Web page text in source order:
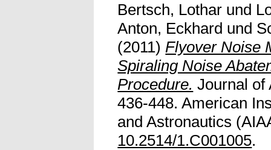
Bertsch, Lothar und
Anton, Eckhard und
(2011)Flyover Noise
Spiraling Noise
Procedure. Journal of
436-448. American
and Astronautics
10.2514/1.C001005.